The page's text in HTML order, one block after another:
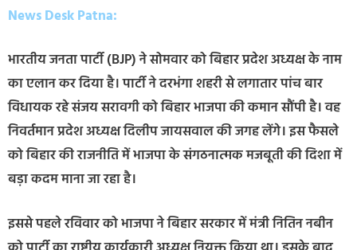
News Desk Patna:
भारतीय जनता पार्टी (BJP) ने सोमवार को बिहार प्रदेश अध्यक्ष के नाम
का एलान कर दिया है। पार्टी ने दरभंगा शहरी से लगातार पांच बार
विधायक रहे संजय सरावगी को बिहार भाजपा की कमान सौंपी है। वह
निवर्तमान प्रदेश अध्यक्ष दिलीप जायसवाल की जगह लेंगे। इस फैसले
को बिहार की राजनीति में भाजपा के संगठनात्मक मजबूती की दिशा में
बड़ा कदम माना जा रहा है।
इससे पहले रविवार को भाजपा ने बिहार सरकार में मंत्री नितिन नबीन